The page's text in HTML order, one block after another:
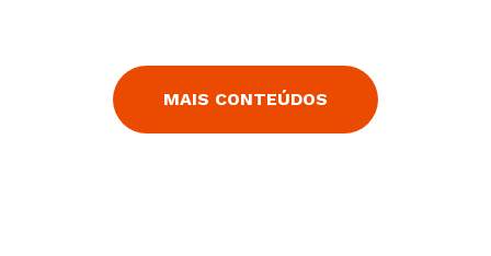
vai conhecer os melhores plugins para...
MAIS CONTEÚDOS